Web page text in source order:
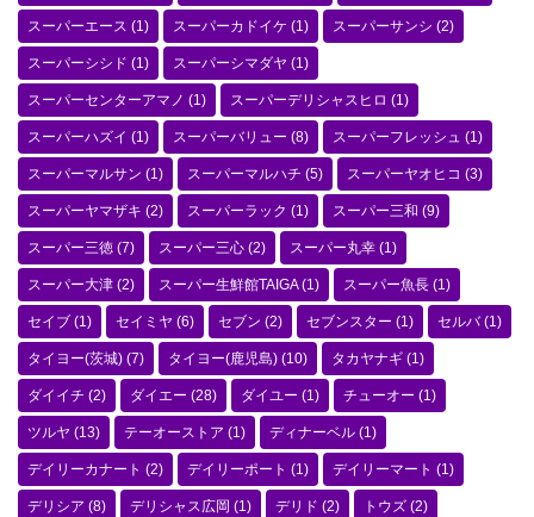
スーパーエース (1) スーパーカドイケ (1) スーパーサンシ (2)
スーパーシシド (1) スーパーシマダヤ (1)
スーパーセンターアマノ (1) スーパーデリシャスヒロ (1)
スーパーハズイ (1) スーパーバリュー (8) スーパーフレッシュ (1)
スーパーマルサン (1) スーパーマルハチ (5) スーパーヤオヒコ (3)
スーパーヤマザキ (2) スーパーラック (1) スーパー三和 (9)
スーパー三徳 (7) スーパー三心 (2) スーパー丸幸 (1)
スーパー大津 (2) スーパー生鮮館TAIGA(1) スーパー魚長 (1)
セイブ (1) セイミヤ (6) セブン (2) セブンスター (1) セルバ(1)
タイヨー(茨城) (7) タイヨー(鹿児島) (10) タカヤナギ (1)
ダイイチ (2) ダイエー (28) ダイユー (1) チューオー (1)
ツルヤ (13) テーオーストア (1) ディナーベル (1)
デイリーカナート (2) デイリーポート (1) デイリーマート (1)
デリシア (8) デリシャス広岡 (1) デリド (2) トウズ (2)